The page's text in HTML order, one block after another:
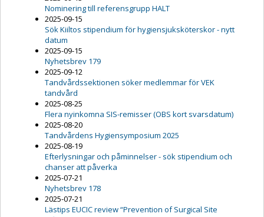
Nominering till referensgrupp HALT
2025-09-15
Sök Kiiltos stipendium för hygiensjuksköterskor - nytt
datum
2025-09-15
Nyhetsbrev 179
2025-09-12
Tandvårdssektionen söker medlemmar för VEK
tandvård
2025-08-25
Flera nyinkomna SIS-remisser (OBS kort svarsdatum)
2025-08-20
Tandvårdens Hygiensymposium 2025
2025-08-19
Efterlysningar och påminnelser - sök stipendium och
chanser att påverka
2025-07-21
Nyhetsbrev 178
2025-07-21
Lästips EUCIC review “Prevention of Surgical Site